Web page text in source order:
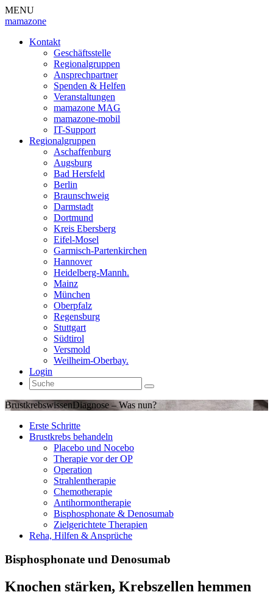
MENU
mamazone
Kontakt
Geschäftsstelle
Regionalgruppen
Ansprechpartner
Spenden & Helfen
Veranstaltungen
mamazone MAG
mamazone-mobil
IT-Support
Regionalgruppen
Aschaffenburg
Augsburg
Bad Hersfeld
Berlin
Braunschweig
Darmstadt
Dortmund
Kreis Ebersberg
Eifel-Mosel
Garmisch-Partenkirchen
Hannover
Heidelberg-Mannh.
Mainz
München
Oberpfalz
Regensburg
Stuttgart
Südtirol
Versmold
Weilheim-Oberbay.
Login
BrustkrebswissenDiagnose – Was nun?
Erste Schritte
Brustkrebs behandeln
Placebo und Nocebo
Therapie vor der OP
Operation
Strahlentherapie
Chemotherapie
Antihormontherapie
Bisphosphonate & Denosumab
Zielgerichtete Therapien
Reha, Hilfen & Ansprüche
Bisphosphonate und Denosumab
Knochen stärken, Krebszellen hemmen